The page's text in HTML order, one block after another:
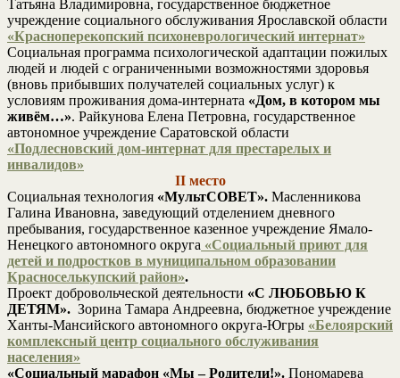
Татьяна Владимировна, государственное бюджетное
учреждение социального обслуживания Ярославской области
«Красноперекопский психоневрологический интернат»
Социальная программа психологической адаптации пожилых
людей и людей с ограниченными возможностями здоровья
(вновь прибывших получателей социальных услуг) к
условиям проживания дома-интерната «Дом, в котором мы
живём…». Райкунова Елена Петровна, государственное
автономное учреждение Саратовской области
«Подлесновский дом-интернат для престарелых и
инвалидов»
II место
Социальная технология «МультСОВЕТ». Масленникова
Галина Ивановна, заведующий отделением дневного
пребывания, государственное казенное учреждение Ямало-
Ненецкого автономного округа «Социальный приют для
детей и подростков в муниципальном образовании
Красноселькупский район».
Проект добровольческой деятельности «С ЛЮБОВЬЮ К
ДЕТЯМ». Зорина Тамара Андреевна, бюджетное учреждение
Ханты-Мансийского автономного округа-Югры «Белоярский
комплексный центр социального обслуживания
населения»
«Социальный марафон «Мы – Родители!». Пономарева